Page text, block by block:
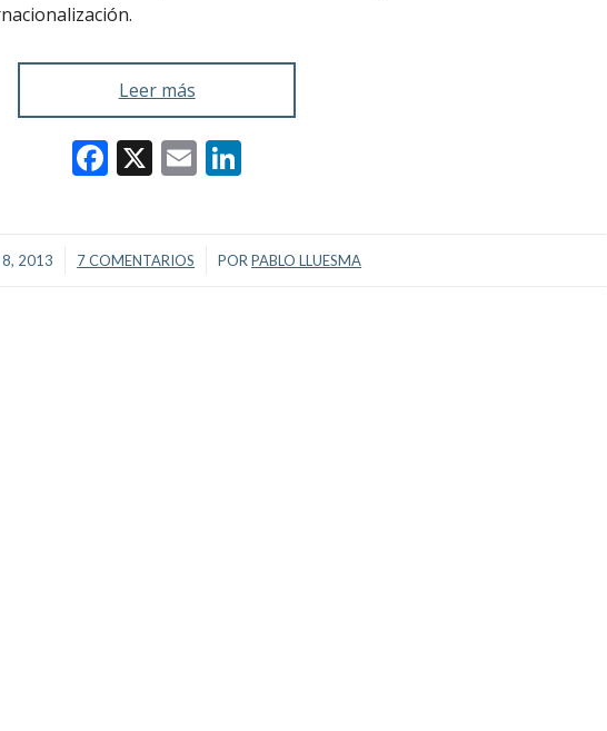
Leer más
Facebook
X Email
8, 2013 7 COMENTARIOS
/ PORPABLO LLUESMA